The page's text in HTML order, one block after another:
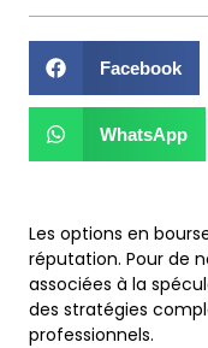
Facebook
WhatsApp
Les options en
réputation. Pour de
associées à la
des stratégies
professionnels.